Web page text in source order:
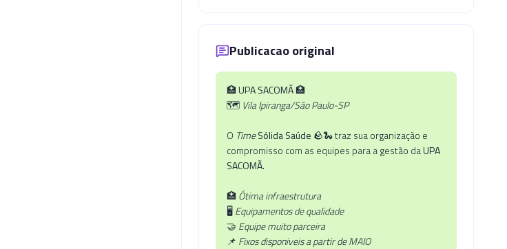
Publicacao original
🏥UPA SACOMÃ🏥
🗺️ Vila Ipiranga/São Paulo-SP
O TimeSólida Saúde 🪨🐍 traz sua organização e
compromisso com as equipes para a gestão daUPA
SACOMÃ.
🏥Ótima infraestrutura
🖥️ Equipamentos de qualidade
🤝 Equipe muito parceira
📌 Fixos disponiveis a partir de MAIO